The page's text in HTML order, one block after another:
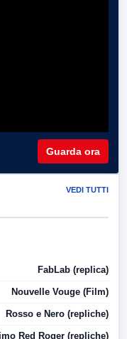
Guarda ora
VEDI TUTTI
FabLab (replica)
Nouvelle Vouge (Film)
Rosso e Nero (repliche)
Red Roger (repliche)